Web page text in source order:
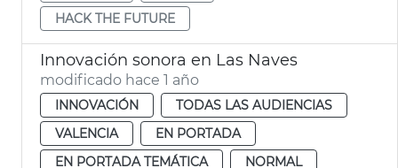
HACK THE FUTURE
Innovación sonora en Las Naves
modificado hace 1 año
INNOVACIÓN
TODAS LAS AUDIENCIAS
VALENCIA
EN PORTADA
EN PORTADA TEMÁTICA
NORMAL